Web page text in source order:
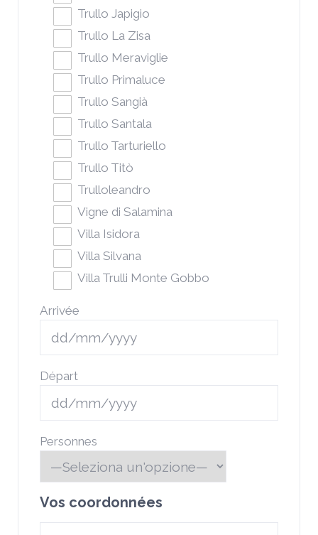
Trullo Japigio
Trullo La Zisa
Trullo Meraviglie
Trullo Primaluce
Trullo Sangià
Trullo Santala
Trullo Tarturiello
Trullo Titò
Trulloleandro
Vigne di Salamina
Villa Isidora
Villa Silvana
Villa Trulli Monte Gobbo
Arrivée
Départ
Personnes
Vos coordonnées